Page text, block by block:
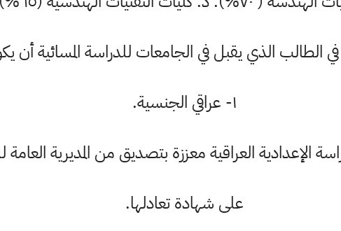
الطالب الذي يقبل في الجامعات للدراسة المسائية أن
١- عراقي الجنسية.
على شهادة تعادلها.